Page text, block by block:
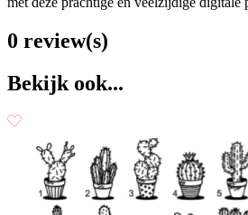
0 review(s)
Bekijk ook...